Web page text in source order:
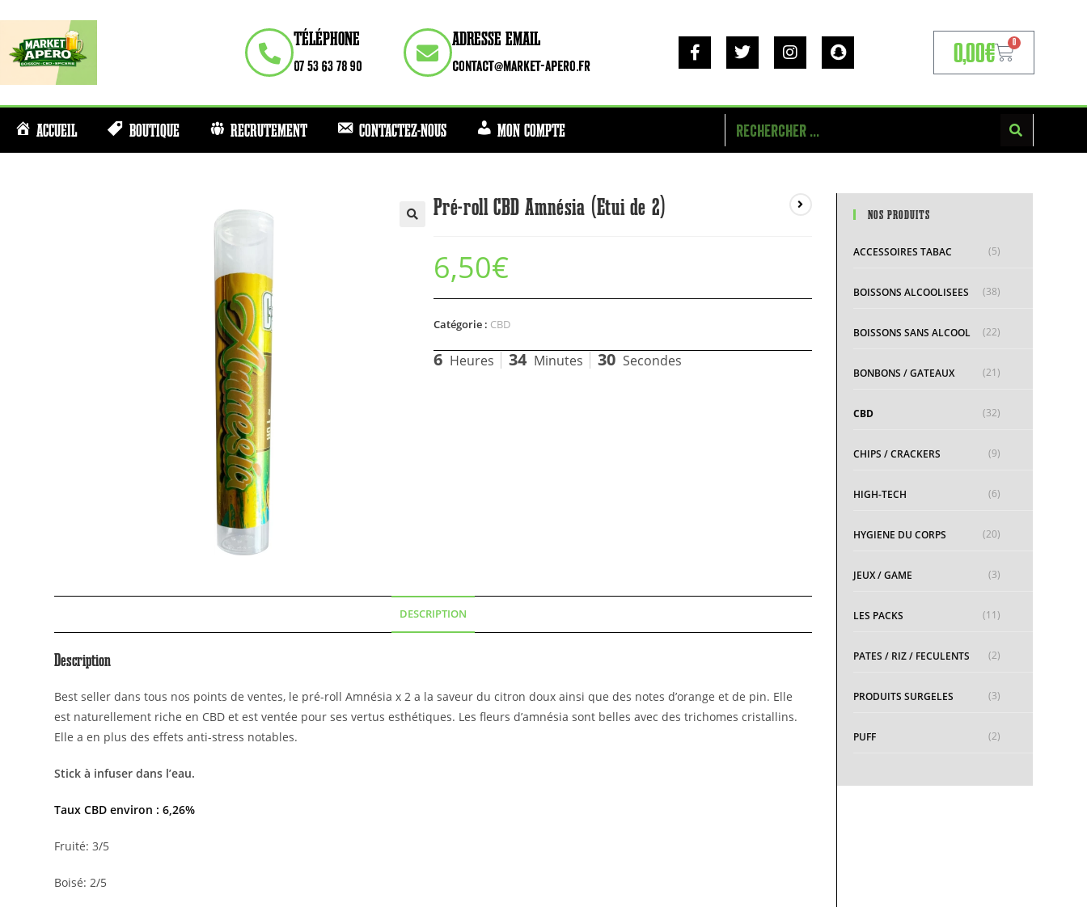
TÉLÉPHONE
07 53 63 78 90
ADRESSE EMAIL
contact@market-apero.fr 0,00€ 0
ACCUEIL BOUTIQUE RECRUTEMENT CONTACTEZ-NOUS MON COMPTE
Pré-roll CBD Amnésia (Etui de 2)
6,50€
Catégorie : CBD
6 Heures 34 Minutes 29 Secondes
DESCRIPTION
Description
Best seller dans tous nos points de ventes, le pré-roll Amnésia x 2 a la saveur du citron doux ainsi que des notes d’orange et de pin. Elle
est naturellement riche en CBD et est ventée pour ses vertus esthétiques. Les fleurs d’amnésia sont belles avec des trichomes cristallins.
Elle a en plus des effets anti-stress notables.
Stick à infuser dans l’eau.
Taux CBD environ : 6,26%
Fruité: 3/5
Boisé: 2/5
NOS PRODUITS
ACCESSOIRES TABAC (5)
BOISSONS ALCOOLISEES (38)
BOISSONS SANS ALCOOL (22)
BONBONS / GATEAUX (21)
CBD (32)
CHIPS / CRACKERS (9)
HIGH-TECH (6)
HYGIENE DU CORPS (20)
JEUX / GAME (3)
LES PACKS (11)
PATES / RIZ / FECULENTS (2)
PRODUITS SURGELES (3)
PUFF (2)